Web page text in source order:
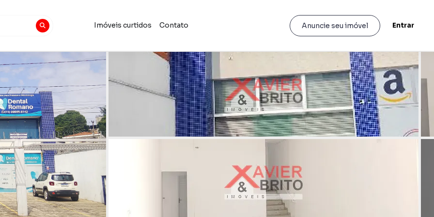
Imóveis curtidos Contato Anuncie seu imóvel Entrar